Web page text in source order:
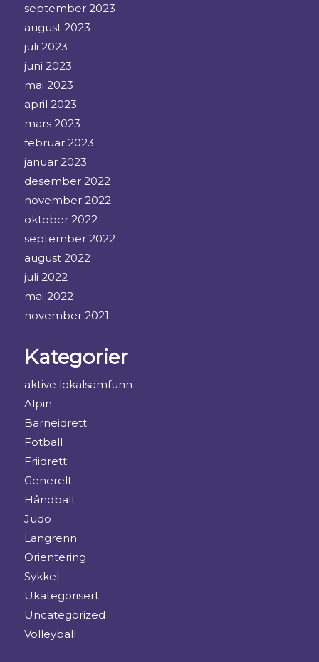
september 2023
august 2023
juli 2023
juni 2023
mai 2023
april 2023
mars 2023
februar 2023
januar 2023
desember 2022
november 2022
oktober 2022
september 2022
august 2022
juli 2022
mai 2022
november 2021
Kategorier
aktive lokalsamfunn
Alpin
Barneidrett
Fotball
Friidrett
Generelt
Håndball
Judo
Langrenn
Orientering
Sykkel
Ukategorisert
Uncategorized
Volleyball